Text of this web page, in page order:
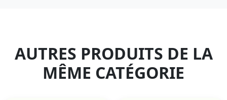
AUTRES PRODUITS DE LA
MÊME CATÉGORIE